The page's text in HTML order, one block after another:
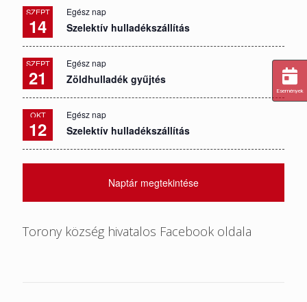
SZEPT
14
Egész nap
Szelektív hulladékszállítás
SZEPT
21
Egész nap
Zöldhulladék gyűjtés
OKT
12
Egész nap
Szelektív hulladékszállítás
Naptár megtekintése
Torony község hivatalos Facebook oldala
Események